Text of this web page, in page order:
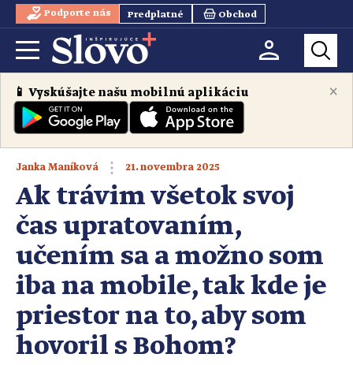
Podporte nás Predplatné Obchod
×
📱 Vyskúšajte našu mobilnú aplikáciu
Janka Maníková 21. novembra 2025
Ak trávim všetok svoj
čas upratovaním,
učením sa a možno som
iba na mobile, tak kde je
priestor na to, aby som
hovoril s Bohom?